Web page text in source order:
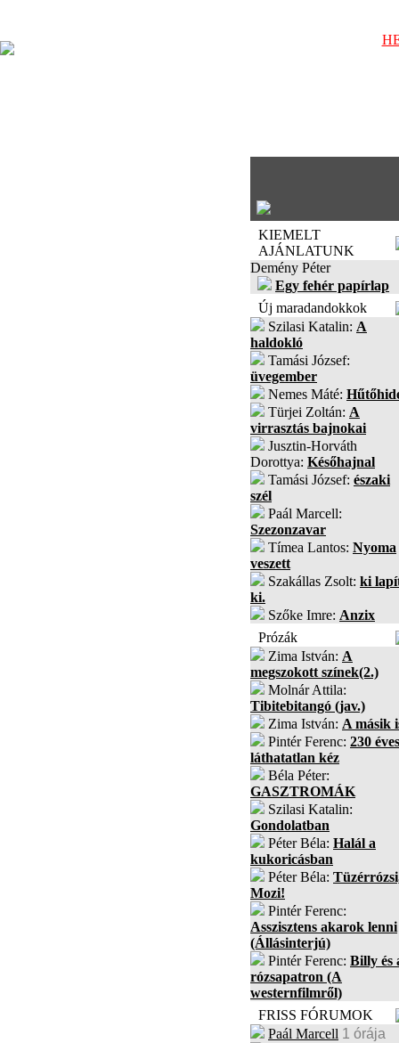
KIEMELT
AJÁNLATUNK
Demény Péter
Egy fehér papírlap
Új maradandokkok
Szilasi Katalin: A
haldokló
Tamási József:
üvegember
Nemes Máté:
Türjei Zoltán: A
virrasztás bajnokai
Jusztin-Horváth
Dorottya: Későhajnal
Tamási József: északi
szél
Paál Marcell:
Szezonzavar
Tímea Lantos: Nyoma
veszett
Szakállas Zsolt: ki
ki.
Szőke Imre: Anzix
Prózák
Zima István: A
megszokott színek(2.)
Molnár Attila:
Tibitebitangó (jav.)
Zima István: A másik
Pintér Ferenc: 230
láthatatlan kéz
Béla Péter:
GASZTROMÁK
Szilasi Katalin:
Gondolatban
Péter Béla: Halál a
kukoricásban
Péter Béla:
Mozi!
Pintér Ferenc:
Asszisztens akarok lenni
(Állásinterjú)
Pintér Ferenc: Billy és
rózsapatron (A
westernfilmről)
FRISS FÓRUMOK
Paál Marcell 1 órája